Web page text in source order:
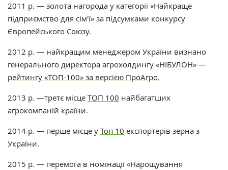
2011 р. — золота нагорода у категорії «Найкраще
підприємство для сім'ї» за підсумками конкурсу
Європейського Союзу.
2012 р. — найкращим менеджером України визнано
генерального директора агрохолдингу «НІБУЛОН» —
рейтингу «ТОП-100» за версією ПроАгро.
2013 р. —третє місце ТОП 100 найбагатших
агрокомпаній країни.
2014 р. — перше місце у Топ 10 експортерів зерна з
України.
2015 р. — перемога в номінації «Нарощування